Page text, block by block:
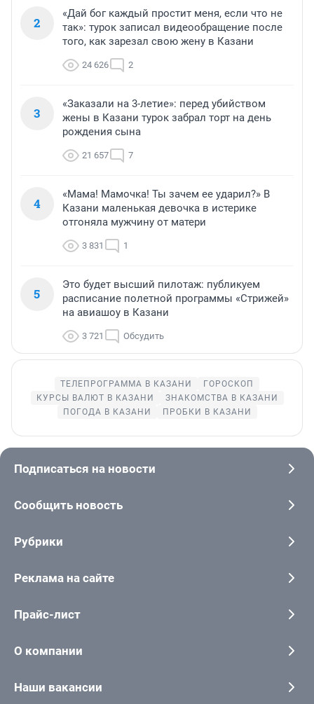
2
«Дай бог каждый простит меня, если что не
так»: турок записал видеообращение после
того, как зарезал свою жену в Казани
24 626 2
3
«Заказали на 3-летие»: перед убийством
жены в Казани турок забрал торт на день
рождения сына
21 657 7
4
«Мама! Мамочка! Ты зачем ее ударил?» В
Казани маленькая девочка в истерике
отгоняла мужчину от матери
3 831 1
5
Это будет высший пилотаж: публикуем
расписание полетной программы «Стрижей»
на авиашоу в Казани
3 721 Обсудить
ТЕЛЕПРОГРАММА В КАЗАНИ
ГОРОСКОП
КУРСЫ ВАЛЮТ В КАЗАНИ
ЗНАКОМСТВА В КАЗАНИ
ПОГОДА В КАЗАНИ
ПРОБКИ В КАЗАНИ
Подписаться на новости
Сообщить новость
Рубрики
Реклама на сайте
Прайс-лист
О компании
Наши вакансии